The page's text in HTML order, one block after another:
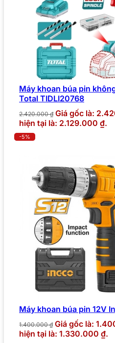
Máy khoan búa pin
Total TIDLI20768
2.420.000₫ Giá gốc là:
hiện tại là: 2.129.000 ₫.
-5%
Máy khoan búa pin 12V
1.400.000₫ Giá gốc là:
hiện tại là: 1.330.000 ₫.